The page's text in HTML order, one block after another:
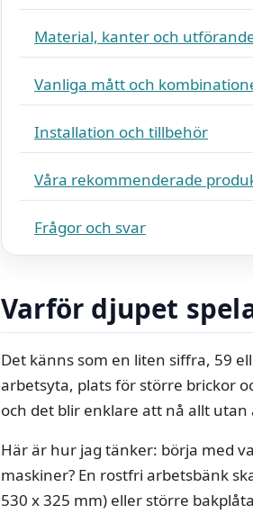
Material, kanter och
Vanliga mått och
Installation och tillbehör
Våra rekommenderade
Frågor och svar
Varför djupet
Det känns som en liten siffra, 59
arbetsyta, plats för större brickor
och det blir enklare att nå allt utan
Här är hur jag tänker: börja med
maskiner? En rostfri arbetsbänk
530 x 325 mm) eller större